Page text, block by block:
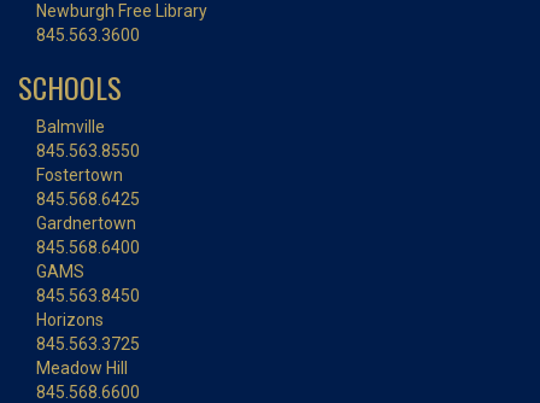
Newburgh Free Library
845.563.3600
SCHOOLS
Balmville
845.563.8550
Fostertown
845.568.6425
Gardnertown
845.568.6400
GAMS
845.563.8450
Horizons
845.563.3725
Meadow Hill
845.568.6600